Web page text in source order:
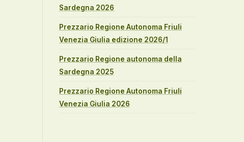
Sardegna 2026
Prezzario Regione Autonoma Friuli
Venezia Giulia edizione 2026/1
Prezzario Regione autonoma della
Sardegna 2025
Prezzario Regione Autonoma Friuli
Venezia Giulia 2026